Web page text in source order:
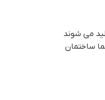
می شوند
ساختمان